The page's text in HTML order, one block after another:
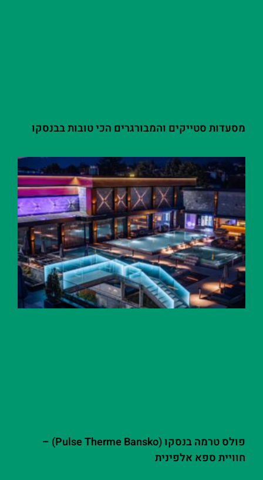
מסעדות סטייקים והמבורגרים הכי טובות בבנסקו
פולס טרמה בנסקו (Pulse Therme Bansko) –
חוויית ספא אלפינית